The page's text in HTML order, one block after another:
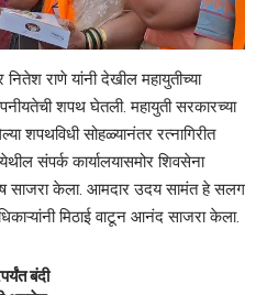
राणे यांनी देखील महायुतीच्या
शपथ घेतली. महायुती सरकारच्या
शपथविधी सोहळ्यानंतर रत्नागिरीत
संपर्क कार्यालयासमोर शिवसेना
साजरा केला. आमदार उदय सामंत हे सलग
मिठाई वाटून आनंद साजरा केला.
बंदी